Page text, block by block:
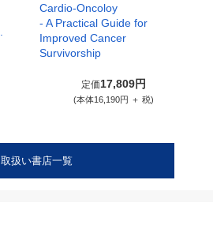
Cardio-Oncoloy
- A Practical Guide for
Improved Cancer
Survivorship
定価17,809円
(本体16,190円 ＋ 税)
取扱い書店一覧